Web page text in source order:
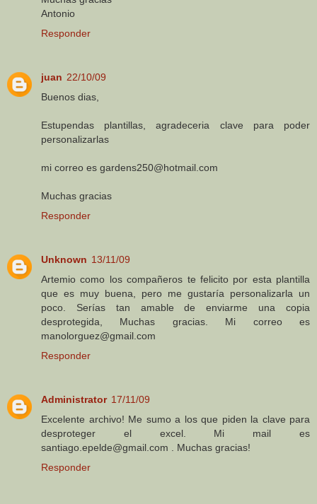
Antonio
Responder
juan 22/10/09
Buenos dias,
Estupendas plantillas, agradeceria clave para poder
personalizarlas
mi correo es gardens250@hotmail.com
Muchas gracias
Responder
Unknown 13/11/09
Artemio como los compañeros te felicito por esta plantilla
que es muy buena, pero me gustaría personalizarla un
poco. Serías tan amable de enviarme una copia
desprotegida, Muchas gracias. Mi correo es
manolorguez@gmail.com
Responder
Administrator 17/11/09
Excelente archivo! Me sumo a los que piden la clave para
desproteger el excel. Mi mail es
santiago.epelde@gmail.com . Muchas gracias!
Responder